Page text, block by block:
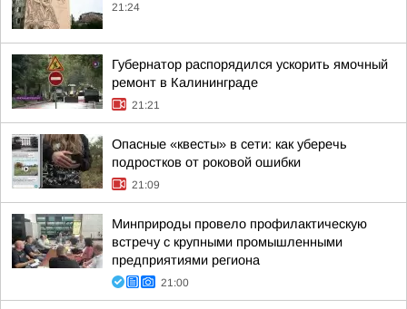
21:24
Губернатор распорядился ускорить ямочный
ремонт в Калининграде
21:21
Опасные «квесты» в сети: как уберечь
подростков от роковой ошибки
21:09
Минприроды провело профилактическую
встречу с крупными промышленными
предприятиями региона
21:00